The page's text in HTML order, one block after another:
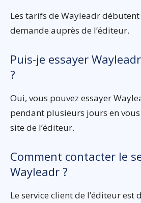
Les tarifs de Wayleadr
demande auprès de l’éditeur.
Puis-je essayer
?
Oui, vous pouvez essayer
pendant plusieurs jours en
site de l’éditeur.
Comment contacter le
Wayleadr ?
Le service client de l’éditeur est